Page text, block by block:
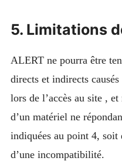
5. Limitations
ALERT ne pourra être
directs et indirects
lors de l’accès au site ,
d’un matériel ne
indiquées au point 4, soit
d’une incompatibilité.